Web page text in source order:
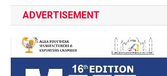
ADVERTISEMENT